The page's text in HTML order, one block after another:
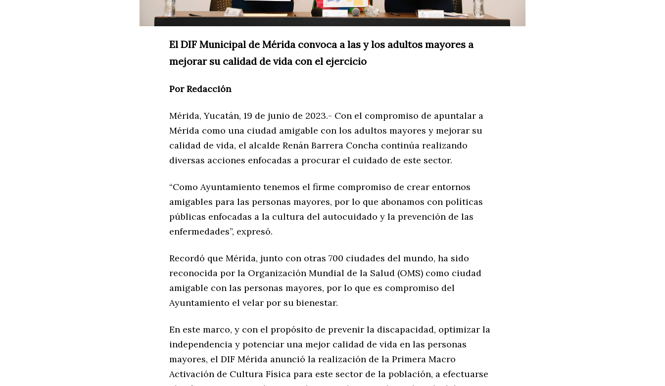
El DIF Municipal de Mérida convoca a las y los adultos mayores a
mejorar su calidad de vida con el ejercicio
Por Redacción
Mérida, Yucatán, 19 de junio de 2023.- Con el compromiso de apuntalar a
Mérida como una ciudad amigable con los adultos mayores y mejorar su
calidad de vida, el alcalde Renán Barrera Concha continúa realizando
diversas acciones enfocadas a procurar el cuidado de este sector.
“Como Ayuntamiento tenemos el firme compromiso de crear entornos
amigables para las personas mayores, por lo que abonamos con políticas
públicas enfocadas a la cultura del autocuidado y la prevención de las
enfermedades”, expresó.
Recordó que Mérida, junto con otras 700 ciudades del mundo, ha sido
reconocida por la Organización Mundial de la Salud (OMS) como ciudad
amigable con las personas mayores, por lo que es compromiso del
Ayuntamiento el velar por su bienestar.
En este marco, y con el propósito de prevenir la discapacidad, optimizar la
independencia y potenciar una mejor calidad de vida en las personas
mayores, el DIF Mérida anunció la realización de la Primera Macro
Activación de Cultura Física para este sector de la población, a efectuarse